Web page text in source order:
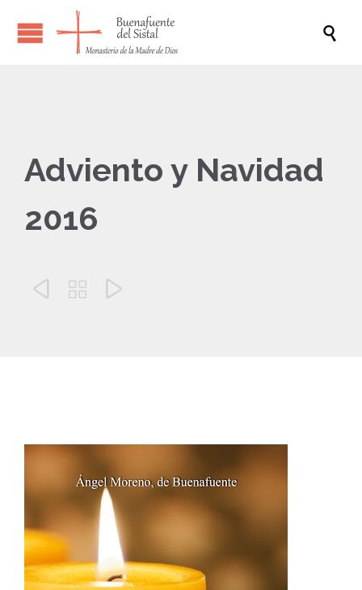

Adviento y Navidad
2016
  